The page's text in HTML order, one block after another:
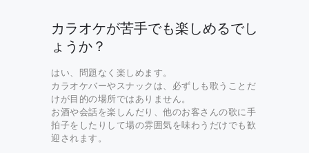
カラオケが苦手でも楽しめるでし
ょうか？
はい、問題なく楽しめます。
カラオケバーやスナックは、必ずしも歌うことだ
けが目的の場所ではありません。
お酒や会話を楽しんだり、他のお客さんの歌に手
拍子をしたりして場の雰囲気を味わうだけでも歓
迎されます。